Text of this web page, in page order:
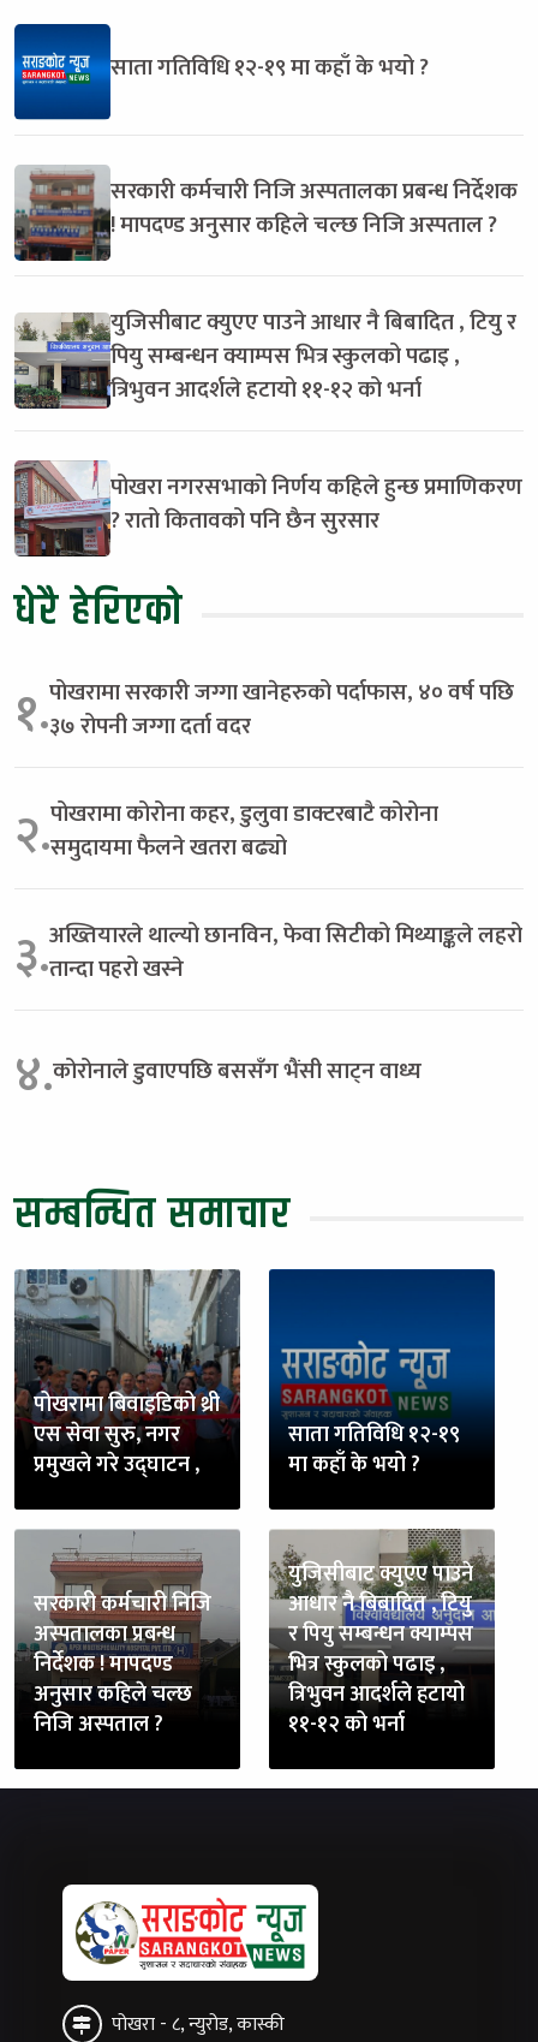
साता गतिविधि १२-१९ मा कहाँ के भयो ?
सरकारी कर्मचारी निजि अस्पतालका प्रबन्ध निर्देशक
! मापदण्ड अनुसार कहिले चल्छ निजि अस्पताल ?
युजिसीबाट क्युएए पाउने आधार नै बिबादित , टियु र
पियु सम्बन्धन क्याम्पस भित्र स्कुलको पढाइ ,
त्रिभुवन आदर्शले हटायो ११-१२ को भर्ना
पोखरा नगरसभाको निर्णय कहिले हुन्छ प्रमाणिकरण
? रातो कितावको पनि छैन सुरसार
धेरै हेरिएको
१.पोखरामा सरकारी जग्गा खानेहरुको पर्दाफास, ४० वर्ष पछि
३७ रोपनी जग्गा दर्ता वदर
२.पोखरामा कोरोना कहर, डुलुवा डाक्टरबाटै कोरोना
समुदायमा फैलने खतरा बढ्यो
३.अख्तियारले थाल्यो छानविन, फेवा सिटीको मिथ्याङ्कले लहरो
तान्दा पहरो खस्ने
४.कोरोनाले डुवाएपछि बससँग भैंसी साट्न वाध्य
सम्बन्धित समाचार
पोखरामा बिवाइडिको थ्री
एस सेवा सुरु, नगर
प्रमुखले गरे उद्घाटन ,
साता गतिविधि १२-१९
मा कहाँ के भयो ?
सरकारी कर्मचारी निजि
अस्पतालका प्रबन्ध
निर्देशक ! मापदण्ड
अनुसार कहिले चल्छ
निजि अस्पताल ?
युजिसीबाट क्युएए पाउने
आधार नै बिबादित , टियु
र पियु सम्बन्धन क्याम्पस
भित्र स्कुलको पढाइ ,
त्रिभुवन आदर्शले हटायो
११-१२ को भर्ना
पोखरा - ८, न्युरोड, कास्की